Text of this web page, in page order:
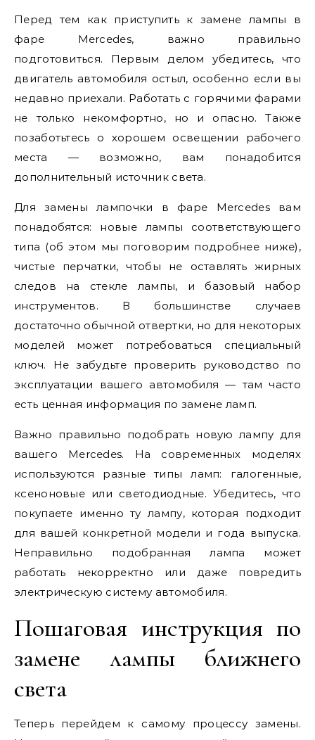
Перед тем как приступить к замене лампы в
фаре Mercedes, важно правильно
подготовиться. Первым делом убедитесь, что
двигатель автомобиля остыл, особенно если вы
недавно приехали. Работать с горячими фарами
не только некомфортно, но и опасно. Также
позаботьтесь о хорошем освещении рабочего
места — возможно, вам понадобится
дополнительный источник света.
Для замены лампочки в фаре Mercedes вам
понадобятся: новые лампы соответствующего
типа (об этом мы поговорим подробнее ниже),
чистые перчатки, чтобы не оставлять жирных
следов на стекле лампы, и базовый набор
инструментов. В большинстве случаев
достаточно обычной отвертки, но для некоторых
моделей может потребоваться специальный
ключ. Не забудьте проверить руководство по
эксплуатации вашего автомобиля — там часто
есть ценная информация по замене ламп.
Важно правильно подобрать новую лампу для
вашего Mercedes. На современных моделях
используются разные типы ламп: галогенные,
ксеноновые или светодиодные. Убедитесь, что
покупаете именно ту лампу, которая подходит
для вашей конкретной модели и года выпуска.
Неправильно подобранная лампа может
работать некорректно или даже повредить
электрическую систему автомобиля.
Пошаговая инструкция по
замене лампы ближнего
света
Теперь перейдем к самому процессу замены.